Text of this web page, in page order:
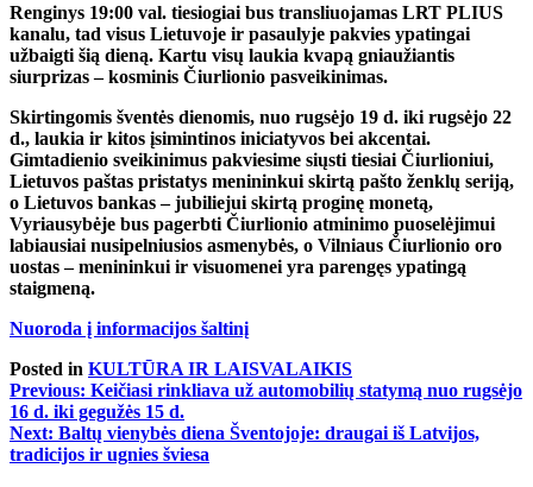
Renginys 19:00 val. tiesiogiai bus transliuojamas LRT PLIUS
kanalu, tad visus Lietuvoje ir pasaulyje pakvies ypatingai
užbaigti šią dieną. Kartu visų laukia kvapą gniaužiantis
siurprizas – kosminis Čiurlionio pasveikinimas.
Skirtingomis šventės dienomis, nuo rugsėjo 19 d. iki rugsėjo 22
d., laukia ir kitos įsimintinos iniciatyvos bei akcentai.
Gimtadienio sveikinimus pakviesime siųsti tiesiai Čiurlioniui,
Lietuvos paštas pristatys menininkui skirtą pašto ženklų seriją,
o Lietuvos bankas – jubiliejui skirtą proginę monetą,
Vyriausybėje bus pagerbti Čiurlionio atminimo puoselėjimui
labiausiai nusipelniusios asmenybės, o Vilniaus Čiurlionio oro
uostas – menininkui ir visuomenei yra parengęs ypatingą
staigmeną.
Nuoroda į informacijos šaltinį
Posted in KULTŪRA IR LAISVALAIKIS
Navigacija
tarp
įrašų
Previous: Keičiasi rinkliava už automobilių statymą nuo rugsėjo
16 d. iki gegužės 15 d.
Next: Baltų vienybės diena Šventojoje: draugai iš Latvijos,
tradicijos ir ugnies šviesa